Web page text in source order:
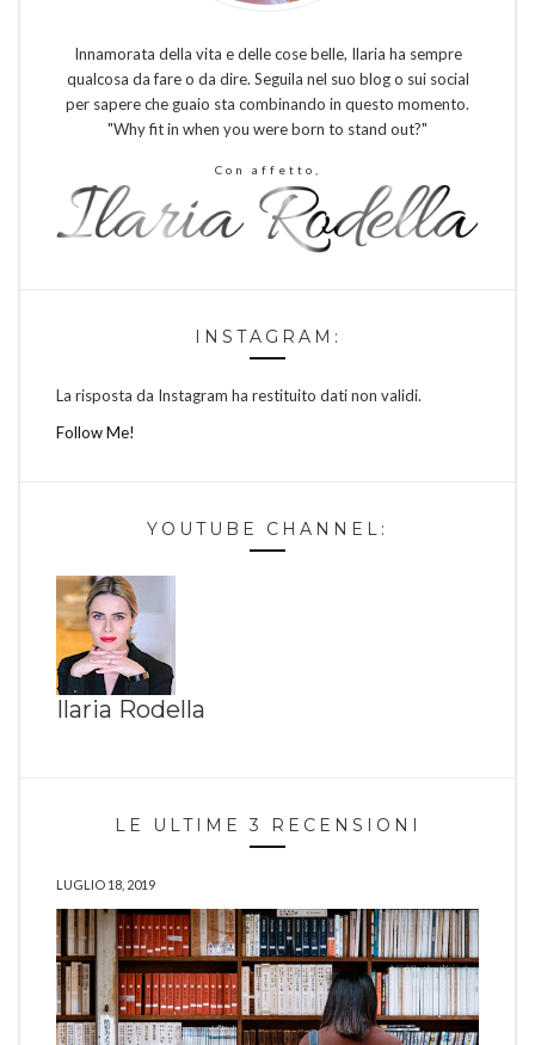
Innamorata della vita e delle cose belle, Ilaria ha sempre
qualcosa da fare o da dire. Seguila nel suo blog o sui social
per sapere che guaio sta combinando in questo momento.
"Why fit in when you were born to stand out?"
Con affetto,
INSTAGRAM:
La risposta da Instagram ha restituito dati non validi.
Follow Me!
YOUTUBE CHANNEL:
Ilaria Rodella
LE ULTIME 3 RECENSIONI
LUGLIO 18, 2019